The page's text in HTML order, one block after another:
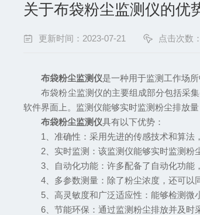
关于布袋粉尘监测仪的优
更新时间：2023-07-21 点击次数
布袋粉尘监测仪是一种用于监测工作场
布袋粉尘监测仪的主要组成部分包括采集
软件界面上。监测仪能够实时监测粉尘排放
布袋粉尘监测仪具有以下优势：
1、准确性：采用先进的传感技术和算法，
2、实时监测：该监测仪能够实时监测粉尘
3、自动化功能：许多配备了自动化功能，
4、多参数测量：除了粉尘浓度，还可以同
5、高灵敏度和广泛适应性：能够检测微小
6、节能环保：通过监测粉尘排放并及时采